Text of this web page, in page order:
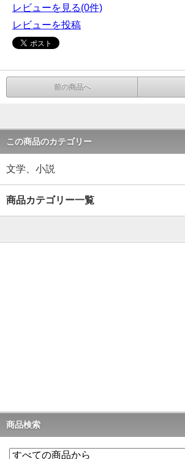
レビューを見る(0件)
レビューを投稿
前の商品へ
この商品のカテゴリー
文学、小説
商品カテゴリー一覧
商品検索